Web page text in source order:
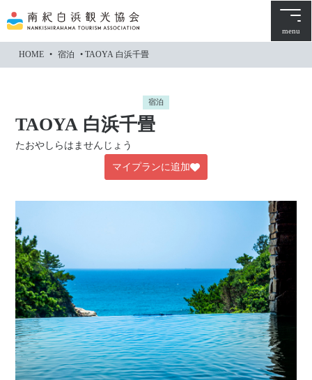
文
に
menu
HOME • 宿泊 •TAOYA 白浜千畳
宿泊
TAOYA 白浜千畳
たおやしらはませんじょう
マイプランに追加